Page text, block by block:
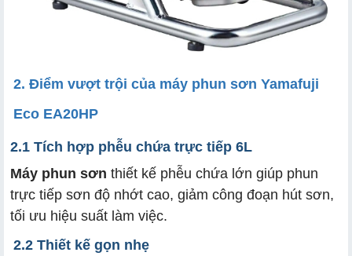
2. Điểm vượt trội của máy phun sơn Yamafuji
Eco EA20HP
2.1 Tích hợp phễu chứa trực tiếp 6L
Máy phun sơn thiết kế phễu chứa lớn giúp phun
trực tiếp sơn độ nhớt cao, giảm công đoạn hút sơn,
tối ưu hiệu suất làm việc.
2.2 Thiết kế gọn nhẹ